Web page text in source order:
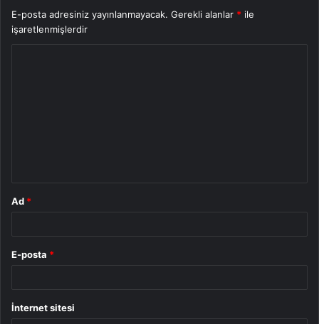
E-posta adresiniz yayınlanmayacak. Gerekli alanlar * ile
işaretlenmişlerdir
Ad *
E-posta *
İnternet sitesi